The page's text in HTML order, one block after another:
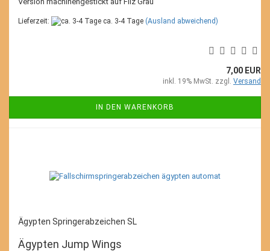
Lieferzeit: ca. 3-4 Tage (Ausland abweichend)
7,00 EUR
inkl. 19% MwSt. zzgl. Versand
IN DEN WARENKORB
Ägypten Springerabzeichen SL
Ägypten Jump Wings